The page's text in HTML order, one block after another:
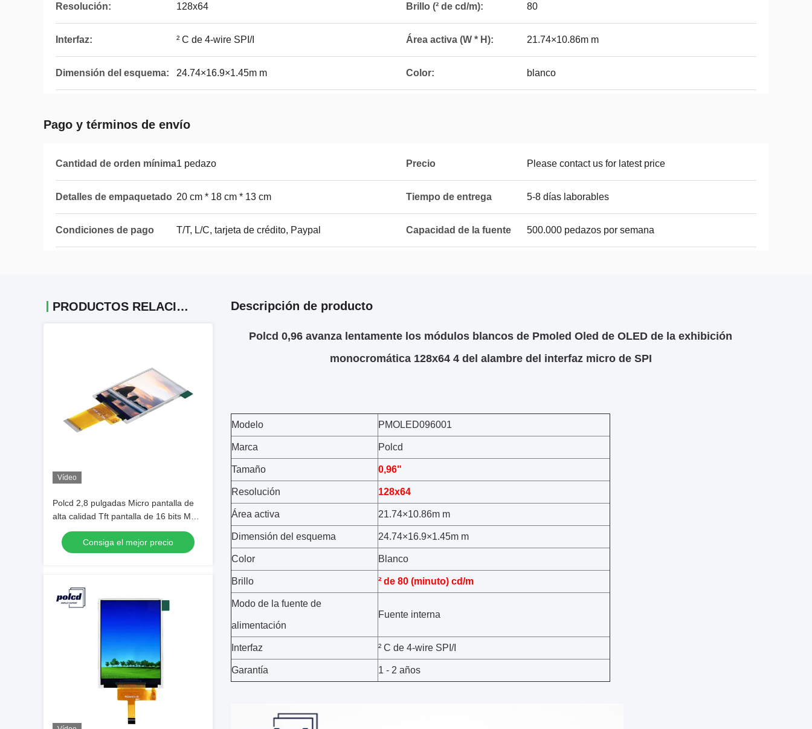
Resolución: 128x64 Brillo (² de cd/m): 80
Interfaz: ² C de 4-wire SPI/I Área activa (W * H): 21.74×10.86m m
Dimensión del esquema: 24.74×16.9×1.45m m Color: blanco
Pago y términos de envío
Cantidad de orden mínima1 pedazo Precio Please contact us for latest price
Detalles de empaquetado 20 cm * 18 cm * 13 cm Tiempo de entrega 5-8 días laborables
Condiciones de pago T/T, L/C, tarjeta de crédito, Paypal Capacidad de la fuente 500.000 pedazos por semana
PRODUCTOS RELACIONADOS
Vídeo
Polcd 2,8 pulgadas Micro pantalla de
alta calidad Tft pantalla de 16 bits MCU
SPI Interfaz Modulo LCD inteligente
Consiga el mejor precio
Descripción de producto
Polcd 0,96 avanza lentamente los módulos blancos de Pmoled Oled de OLED de la exhibición
monocromática 128x64 4 del alambre del interfaz micro de SPI
Modelo PMOLED096001
Marca Polcd
Tamaño 0,96"
Resolución 128x64
Área activa 21.74×10.86m m
Dimensión del esquema 24.74×16.9×1.45m m
Color Blanco
Brillo ² de 80 (minuto) cd/m
Modo de la fuente de
alimentación
Fuente interna
Interfaz ² C de 4-wire SPI/I
Garantía 1 - 2 años